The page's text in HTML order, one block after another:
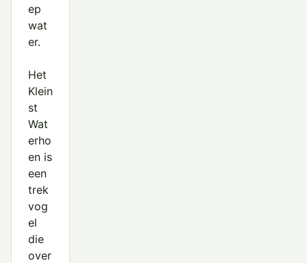
ep
wat
er.
Het
Klein
st
Wat
erho
en is
een
trek
vog
el
die
over